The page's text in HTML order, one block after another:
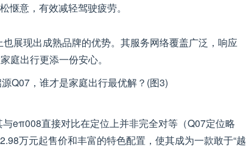
惬意，有效减轻驾驶疲劳。
展现出成熟品牌的优势。其服务网络覆盖广泛，响应
庭出行更添一份安心。
eπ008直接对比在定位上并非完全对等（Q07定位略
万元起售价和丰富的特色配置，使其成为一款敢于“越